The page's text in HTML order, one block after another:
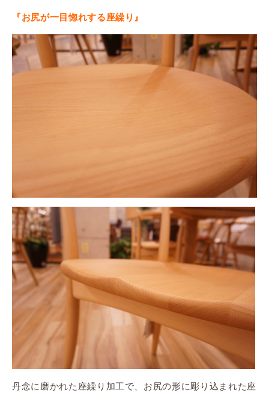
『お尻が一目惚れする座繰り』
丹念に磨かれた座繰り加工で、お尻の形に彫り込まれた座